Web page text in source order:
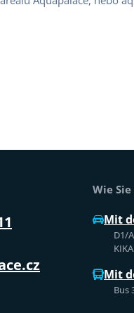
Wie
Mit
D1/
KIKA
Mit
Bus